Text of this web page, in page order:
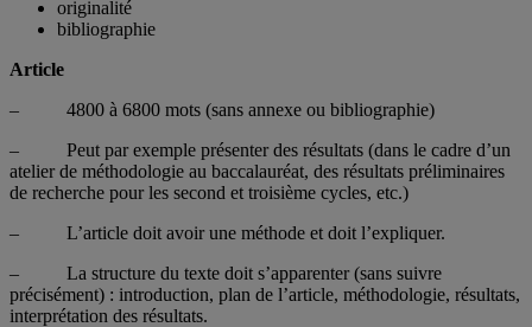
originalité
bibliographie
Article
– 4800 à 6800 mots (sans annexe ou bibliographie)
– Peut par exemple présenter des résultats (dans le cadre d’un
atelier de méthodologie au baccalauréat, des résultats préliminaires
de recherche pour les second et troisième cycles, etc.)
– L’article doit avoir une méthode et doit l’expliquer.
– La structure du texte doit s’apparenter (sans suivre
précisément) : introduction, plan de l’article, méthodologie, résultats,
interprétation des résultats.